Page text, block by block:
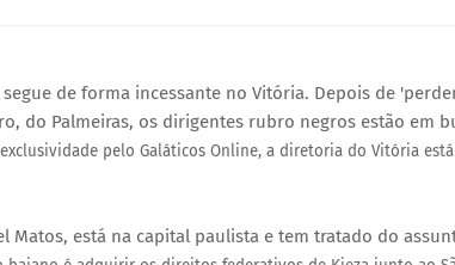
de forma incessante no Vitória. Depois de
do Palmeiras, os dirigentes rubro negros estão em
pelo Galáticos Online, a diretoria do Vitória
Matos, está na capital paulista e tem tratado do